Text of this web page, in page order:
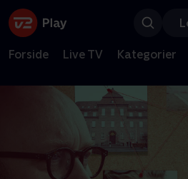
Forside Live TV Kategorier